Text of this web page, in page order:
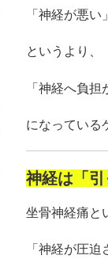
「神経が悪い」
というより、
「神経へ負担
になっている
神経は「
坐骨神経痛と
「神経が圧迫